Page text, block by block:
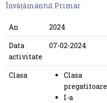
Învățământul Primar
An
2024
Data
activitate
07-02-2024
Clasa
Clasa
pregatitoare
I-a